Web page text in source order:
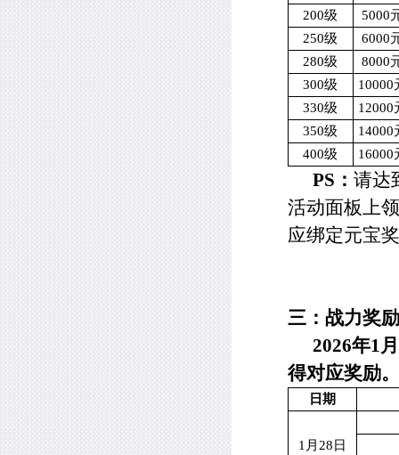
200级 5000
250级 6000
280级 8000
300级 10000
330级 12000
350级 14000
400级 16000
PS ： 请达
活动面板上
应绑定元宝
三：战力奖励
2026年1月
得对应奖励。
日期
1 月 28 日